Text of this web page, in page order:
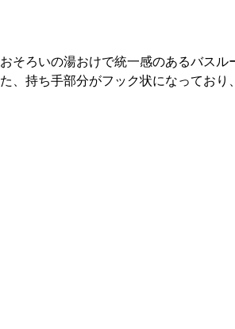
おそろいの湯おけで統一感のあるバス
た、持ち手部分がフック状になっており